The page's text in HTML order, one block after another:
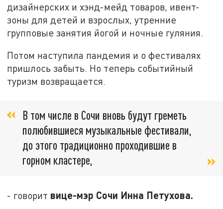
дизайнерских и хэнд-мейд товаров, ивент-
зоны для детей и взрослых, утренние
групповые занятия йогой и ночные гуляния.
Потом наступила пандемия и о фестивалях
пришлось забыть. Но теперь событийный
туризм возвращается.
В том числе в Сочи вновь будут греметь
полюбившиеся музыкальные фестивали,
до этого традиционно проходившие в
горном кластере,
- говорит вице-мэр Сочи Инна Петухова.